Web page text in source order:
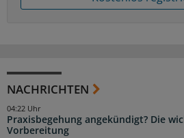
NACHRICHTEN
Praxisbegehung angekündigt? Die
Vorbereitung
04:22 Uhr